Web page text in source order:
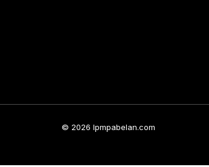
© 2026 lpmpabelan.com